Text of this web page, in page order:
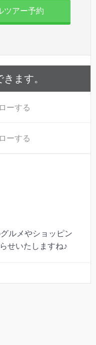
ツアー予約
ます。
ーする
ーする
ルメやショッピン
せいたしますね♪